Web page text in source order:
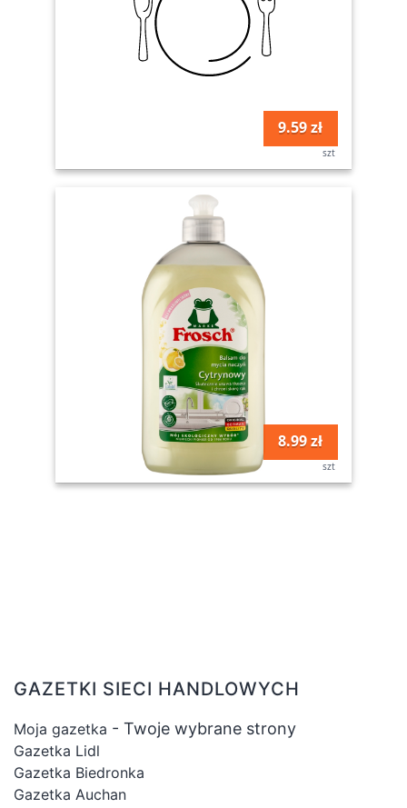
9.59 zł
szt
8.99 zł
szt
GAZETKI SIECI HANDLOWYCH
Moja gazetka - Twoje wybrane strony
Gazetka Lidl
Gazetka Biedronka
Gazetka Auchan